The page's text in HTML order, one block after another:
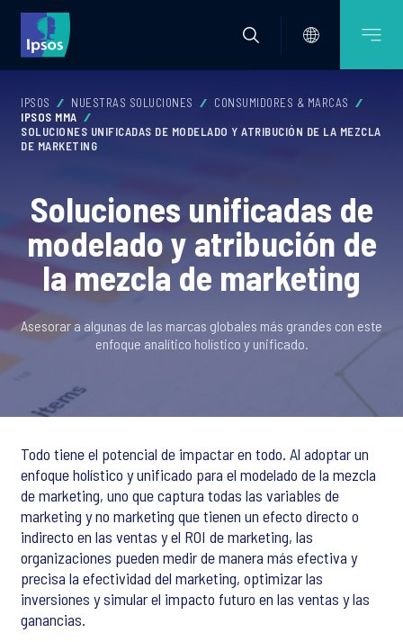
IPSOS NUESTRAS SOLUCIONES
CONSUMIDORES & MARCAS
IPSOS MMA
SOLUCIONES UNIFICADAS DE MODELADO Y ATRIBUCIÓN DE LA MEZCLA
DE MARKETING
Soluciones unificadas de
modelado y atribución de
la mezcla de marketing
Asesorar a algunas de las marcas globales más grandes con este
enfoque analítico holístico y unificado.
Todo tiene el potencial de impactar en todo. Al adoptar un
enfoque holístico y unificado para el modelado de la mezcla
de marketing, uno que captura todas las variables de
marketing y no marketing que tienen un efecto directo o
indirecto en las ventas y el ROI de marketing, las
organizaciones pueden medir de manera más efectiva y
precisa la efectividad del marketing, optimizar las
inversiones y simular el impacto futuro en las ventas y las
ganancias.